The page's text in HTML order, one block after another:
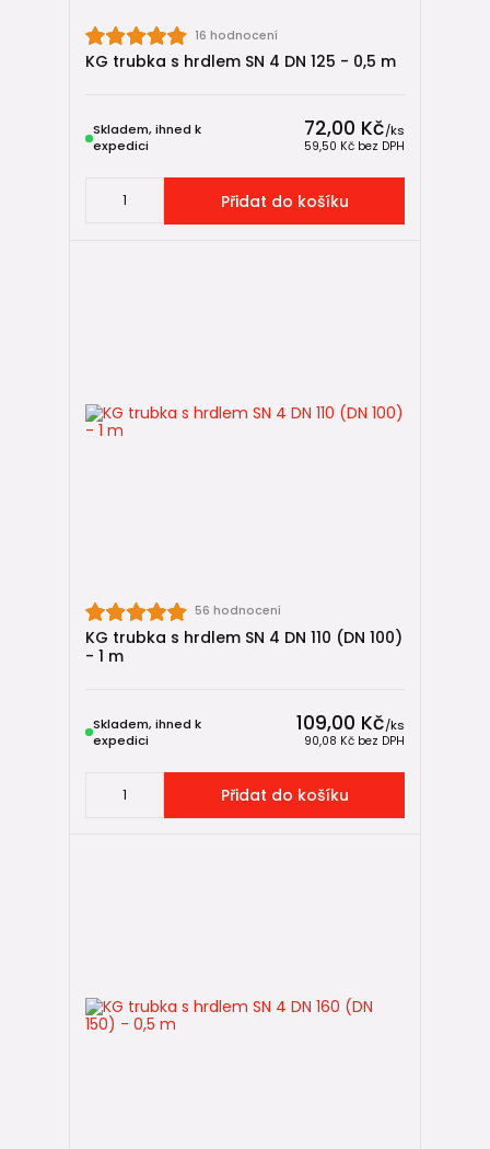
Montážní maziva
Aby byla montáž provedená bez chyb, doporučujeme
prostudovat odborné návody:
Spojování a pokládka KG potrubí – kompletní návod
✔️ dodržování technických norem
✔️ dlouhodobou funkčnost potrubních systémů
KG trubky výrobceDYKApředstavují
venkovní gravitační kanalizaci (SN 4 + SN 8). Nabízejí
širokou škálu průměrů, varianty kruhové tuhosti a plnou
Díky stabilnímu materiálu, přesným spojům a dlouhé
životnosti jsou ideální volbou pro široké spektrum
16 hodnocení
KG trubka s hrdlem SN 4 DN 125 - 0,5 m
72,00 Kč/ks
59,50 Kč bez DPH
Skladem, ihned k
expedici
Přidat do košíku
56 hodnocení
KG trubka s hrdlem SN 4 DN 110 (DN 100)
- 1 m
109,00 Kč/ks
90,08 Kč bez DPH
Skladem, ihned k
expedici
Přidat do košíku